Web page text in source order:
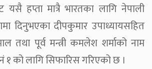
यसै हप्ता मात्रै भारतका लागि नेपाली
दिनुभएका दीपकुमार उपाध्यायसहित
तथा पूर्व मन्त्री कमलेश शर्माको नाम
नं १ को लागि सिफारिस गरिएको छ ।